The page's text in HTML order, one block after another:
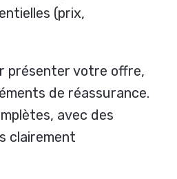
(prix,
présenter votre offre,
de réassurance.
avec des
clairement